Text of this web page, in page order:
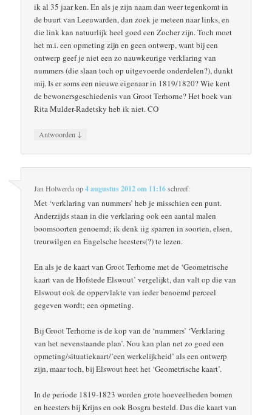
ik al 35 jaar ken. En als je zijn naam dan weer tegenkomt in
de buurt van Leeuwarden, dan zoek je meteen naar links, en
die link kan natuurlijk heel goed een Zocher zijn. Toch moet
het m.i. een opmeting zijn en geen ontwerp, want bij een
ontwerp geef je niet een zo nauwkeurige verklaring van
nummers (die slaan toch op uitgevoerde onderdelen?), dunkt
mij. Is er soms een nieuwe eigenaar in 1819/1820? Wie kent
de bewonersgeschiedenis van Groot Terhorne? Het boek van
Rita Mulder-Radetsky heb ik niet. CO
Antwoorden ↓
Jan Holwerdaop4 augustus 2012 om 11:16schreef:
Met ‘verklaring van nummers’ heb je misschien een punt.
Anderzijds staan in die verklaring ook een aantal malen
boomsoorten genoemd; ik denk iig sparren in soorten, elsen,
treurwilgen en Engelsche heesters(?) te lezen.
En als je de kaart van Groot Terhorne met de ‘Geometrische
kaart van de Hofstede Elswout’ vergelijkt, dan valt op die van
Elswout ook de oppervlakte van ieder benoemd perceel
gegeven wordt; een opmeting.
Bij Groot Terhorne is de kop van de ‘nummers’ ‘Verklaring
van het nevenstaande plan’. Nou kan plan net zo goed een
opmeting/situatiekaart/’een werkelijkheid’ als een ontwerp
zijn, maar toch, bij Elswout heet het ‘Geometrische kaart’.
In de periode 1819-1823 worden grote hoeveelheden bomen
en heesters bij Krijns en ook Bosgra besteld. Dus die kaart van